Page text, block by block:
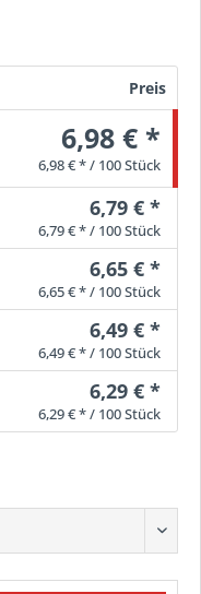
Preis
6,98 € *
6,98 € * / 100 Stück
6,79 € *
6,79 € * / 100 Stück
6,65 € *
6,65 € * / 100 Stück
6,49 € *
6,49 € * / 100 Stück
6,29 € *
6,29 € * / 100 Stück